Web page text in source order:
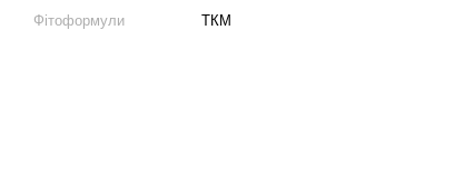
Фітоформули
ТКМ